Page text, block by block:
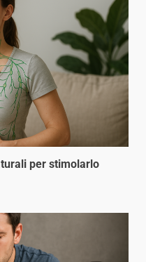
per stimolarlo